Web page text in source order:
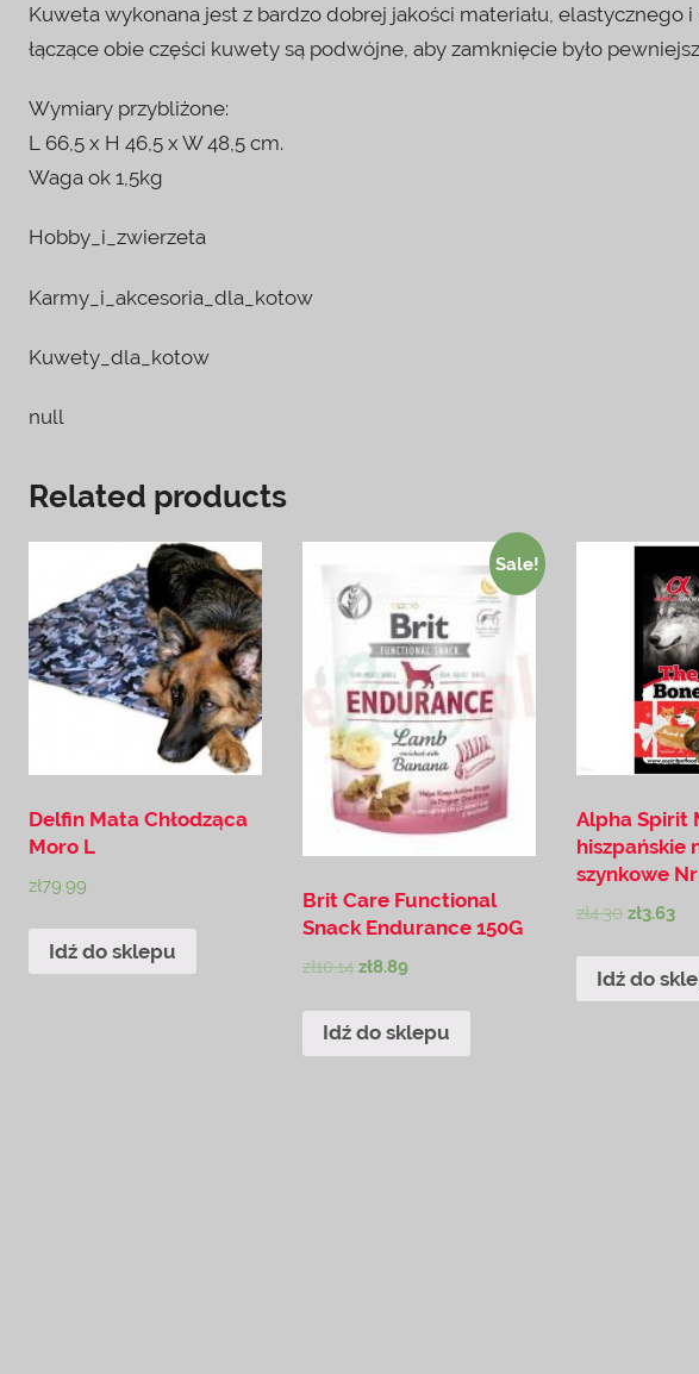
Kuweta wykonana jest z bardzo dobrej jakości materiału, elastycznego
łączące obie części kuwety są podwójne, aby zamknięcie było
Wymiary przybliżone:
L 66,5 x H 46,5 x W 48,5 cm.
Waga ok 1,5kg
Hobby_i_zwierzeta
Karmy_i_akcesoria_dla_kotow
Kuwety_dla_kotow
null
Related products
Delfin Mata Chłodząca
Moro L
zł79.99
Idź do sklepu
Sale!
Brit Care Functional
Snack Endurance 150G
zł10.14 zł8.89
Idź do sklepu
Alpha Spirit
hiszpańskie
szynkowe
zł4.30 zł3.63
Idź do